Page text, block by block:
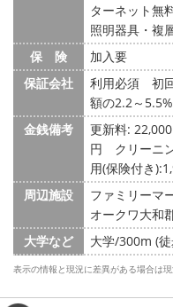
ターネット無
照明器具・複
保 険
加入要
保証会社
利用必須 初
額の2.2～5.5%
金銭備考
更新料:
円
クリーニ
用(保険付き
周辺施設
ファミリーマ
オークワ大和
大学など
大学/300m (
表示の情報と現況に差異がある場合は現